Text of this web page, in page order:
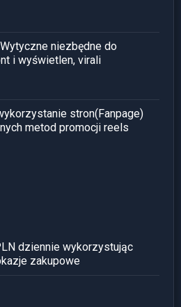
niezbędne do
i wyświetlen, virali
stron(Fanpage)
metod promocji reels
dziennie wykorzystując
zakupowe